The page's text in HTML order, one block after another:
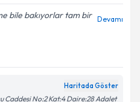
bile bakıyorlar tam bir Devamı
Haritada Göster
Caddesi No:2 Kat:4 Daire:28 Adalet